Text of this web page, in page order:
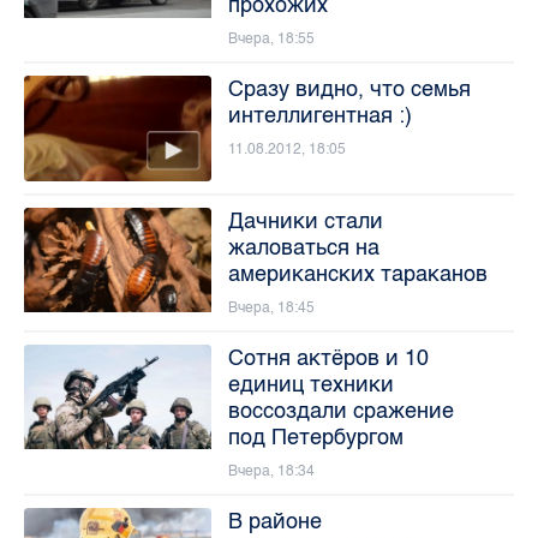
Вчера, 18:55
Сразу видно, что семья
интеллигентная :)
11.08.2012, 18:05
Дачники стали
жаловаться на
американских тараканов
Вчера, 18:45
Сотня актёров и 10
единиц техники
воссоздали сражение
под Петербургом
Вчера, 18:34
В районе